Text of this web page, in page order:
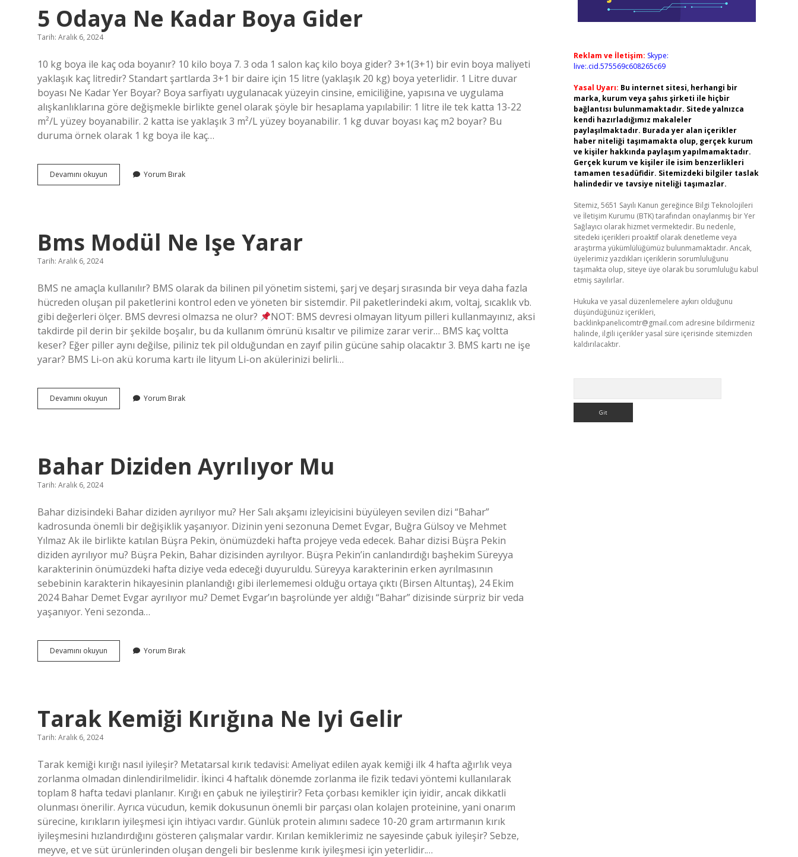
5 Odaya Ne Kadar Boya Gider
Tarih: Aralık 6, 2024
10 kg boya ile kaç oda boyanır? 10 kilo boya 7. 3 oda 1 salon kaç kilo boya gider? 3+1(3+1) bir evin boya maliyeti
yaklaşık kaç litredir? Standart şartlarda 3+1 bir daire için 15 litre (yaklaşık 20 kg) boya yeterlidir. 1 Litre duvar
boyası Ne Kadar Yer Boyar? Boya sarfiyatı uygulanacak yüzeyin cinsine, emiciliğine, yapısına ve uygulama
alışkanlıklarına göre değişmekle birlikte genel olarak şöyle bir hesaplama yapılabilir: 1 litre ile tek katta 13-22
m²/L yüzey boyanabilir. 2 katta ise yaklaşık 3 m²/L yüzey boyanabilir. 1 kg duvar boyası kaç m2 boyar? Bu
duruma örnek olarak 1 kg boya ile kaç…
Devamını okuyun
Odaya
Yorum Bırak
Bms Modül Ne Işe Yarar
Tarih: Aralık 6, 2024
BMS ne amaçla kullanılır? BMS olarak da bilinen pil yönetim sistemi, şarj ve deşarj sırasında bir veya daha fazla
hücreden oluşan pil paketlerini kontrol eden ve yöneten bir sistemdir. Pil paketlerindeki akım, voltaj, sıcaklık vb.
gibi değerleri ölçer. BMS devresi olmazsa ne olur?
NOT: BMS devresi olmayan lityum pilleri kullanmayınız, aksi
takdirde pil derin bir şekilde boşalır, bu da kullanım ömrünü kısaltır ve pilimize zarar verir… BMS kaç voltta
keser? Eğer piller aynı değilse, piliniz tek pil olduğundan en zayıf pilin gücüne sahip olacaktır 3. BMS kartı ne işe
yarar? BMS Li-on akü koruma kartı ile lityum Li-on akülerinizi belirli…
Devamını okuyun
Modül
Yorum Bırak
Bahar Diziden Ayrılıyor Mu
Tarih: Aralık 6, 2024
Bahar dizisindeki Bahar diziden ayrılıyor mu? Her Salı akşamı izleyicisini büyüleyen sevilen dizi “Bahar”
kadrosunda önemli bir değişiklik yaşanıyor. Dizinin yeni sezonuna Demet Evgar, Buğra Gülsoy ve Mehmet
Yılmaz Ak ile birlikte katılan Büşra Pekin, önümüzdeki hafta projeye veda edecek. Bahar dizisi Büşra Pekin
diziden ayrılıyor mu? Büşra Pekin, Bahar dizisinden ayrılıyor. Büşra Pekin’in canlandırdığı başhekim Süreyya
karakterinin önümüzdeki hafta diziye veda edeceği duyuruldu. Süreyya karakterinin erken ayrılmasının
sebebinin karakterin hikayesinin planlandığı gibi ilerlememesi olduğu ortaya çıktı (Birsen Altuntaş), 24 Ekim
2024 Bahar Demet Evgar ayrılıyor mu? Demet Evgar’ın başrolünde yer aldığı “Bahar” dizisinde sürpriz bir veda
yaşanıyor. Yeni sezonda…
Devamını okuyun
Diziden
Yorum Bırak
Tarak Kemiği Kırığına Ne Iyi Gelir
Tarih: Aralık 6, 2024
Tarak kemiği kırığı nasıl iyileşir? Metatarsal kırık tedavisi: Ameliyat edilen ayak kemiği ilk 4 hafta ağırlık veya
zorlanma olmadan dinlendirilmelidir. İkinci 4 haftalık dönemde zorlanma ile fizik tedavi yöntemi kullanılarak
toplam 8 hafta tedavi planlanır. Kırığı en çabuk ne iyileştirir? Feta çorbası kemikler için iyidir, ancak dikkatli
olunması önerilir. Ayrıca vücudun, kemik dokusunun önemli bir parçası olan kolajen proteinine, yani onarım
sürecine, kırıkların iyileşmesi için ihtiyacı vardır. Günlük protein alımını sadece 10-20 gram artırmanın kırık
iyileşmesini hızlandırdığını gösteren çalışmalar vardır. Kırılan kemiklerimiz ne sayesinde çabuk iyileşir? Sebze,
meyve, et ve süt ürünlerinden oluşan dengeli bir beslenme kırık iyileşmesi için yeterlidir.…
Reklam ve İletişim: Skype:
live:.cid.575569c608265c69
Yasal Uyarı: Bu internet sitesi, herhangi bir
marka, kurum veya şahıs şirketi ile hiçbir
bağlantısı bulunmamaktadır. Sitede yalnızca
kendi hazırladığımız makaleler
paylaşılmaktadır. Burada yer alan içerikler
haber niteliği taşımamakta olup, gerçek kurum
ve kişiler hakkında paylaşım yapılmamaktadır.
Gerçek kurum ve kişiler ile isim benzerlikleri
tamamen tesadüfidir. Sitemizdeki bilgiler taslak
halindedir ve tavsiye niteliği taşımazlar.
Sitemiz, 5651 Sayılı Kanun gereğince Bilgi Teknolojileri
ve İletişim Kurumu (BTK) tarafından onaylanmış bir Yer
Sağlayıcı olarak hizmet vermektedir. Bu nedenle,
sitedeki içerikleri proaktif olarak denetleme veya
araştırma yükümlülüğümüz bulunmamaktadır. Ancak,
üyelerimiz yazdıkları içeriklerin sorumluluğunu
taşımakta olup, siteye üye olarak bu sorumluluğu kabul
etmiş sayılırlar.
Hukuka ve yasal düzenlemelere aykırı olduğunu
düşündüğünüz içerikleri,
backlinkpanelicomtr@gmail.com adresine bildirmeniz
halinde, ilgili içerikler yasal süre içerisinde sitemizden
kaldırılacaktır.